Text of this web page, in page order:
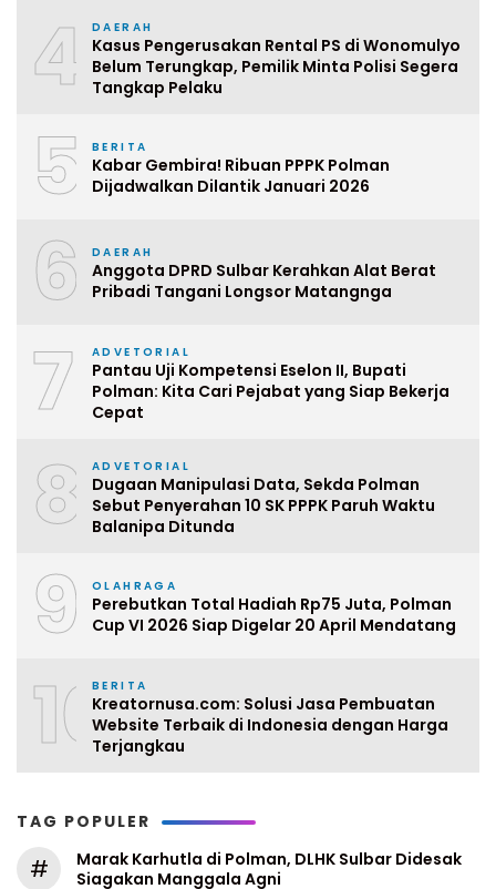
4 DAERAH
Kasus Pengerusakan Rental PS di Wonomulyo
Belum Terungkap, Pemilik Minta Polisi Segera
Tangkap Pelaku
5 BERITA
Kabar Gembira! Ribuan PPPK Polman
Dijadwalkan Dilantik Januari 2026
6 DAERAH
Anggota DPRD Sulbar Kerahkan Alat Berat
Pribadi Tangani Longsor Matangnga
7 ADVETORIAL
Pantau Uji Kompetensi Eselon II, Bupati
Polman: Kita Cari Pejabat yang Siap Bekerja
Cepat
8 ADVETORIAL
Dugaan Manipulasi Data, Sekda Polman
Sebut Penyerahan 10 SK PPPK Paruh Waktu
Balanipa Ditunda
9 OLAHRAGA
Perebutkan Total Hadiah Rp75 Juta, Polman
Cup VI 2026 Siap Digelar 20 April Mendatang
10BERITA
Kreatornusa.com: Solusi Jasa Pembuatan
Website Terbaik di Indonesia dengan Harga
Terjangkau
TAG POPULER
#
Marak Karhutla di Polman, DLHK Sulbar Didesak
Siagakan Manggala Agni